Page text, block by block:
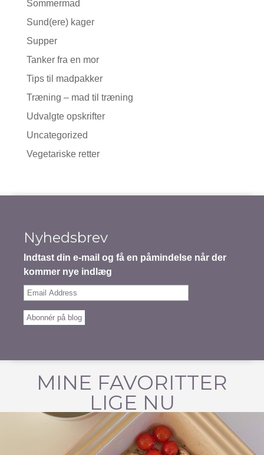
Sommermad
Sund(ere) kager
Supper
Tanker fra en mor
Tips til madpakker
Træning – mad til træning
Udvalgte opskrifter
Uncategorized
Vegetariske retter
Nyhedsbrev
Indtast din e-mail og få en påmindelse når der
kommer nye indlæg
Email
Abonnér på blog
MINE FAVORITTER
LIGE NU